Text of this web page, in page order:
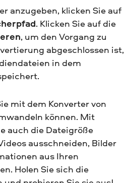
anzugeben, klicken Sie auf
. Klicken Sie auf die
, um den Vorgang zu
abgeschlossen ist,
in dem
mit dem Konverter von
können. Mit
auch die Dateigröße
ausschneiden, Bilder
aus Ihren
Holen Sie sich die